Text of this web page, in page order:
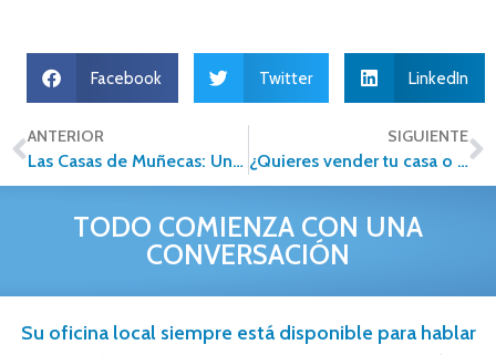
Facebook Twitter LinkedIn
ANTERIOR
Las Casas de Muñecas: Una forma de proyectar nuestros deseos de tener un hogar
SIGUIENTE
¿Quieres vender tu casa o departamento sin morir en el intento? Hazlo sin complicaciones, hazlo con Alfa Inmobiliaria
TODO COMIENZA CON UNA
CONVERSACIÓN
Su oficina local siempre está disponible para hablar